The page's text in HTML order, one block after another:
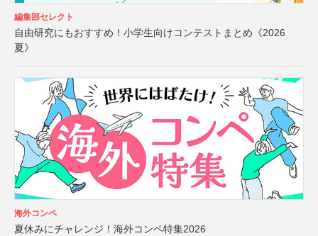
編集部セレクト
自由研究にもおすすめ！小学生向けコンテストまとめ《2026
夏》
海外コンペ
夏休みにチャレンジ！海外コンペ特集2026